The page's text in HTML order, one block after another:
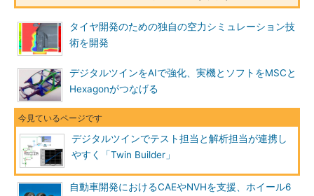
タイヤ開発のための独自の空力シミュレーション技
術を開発
デジタルツインをAIで強化、実機とソフトをMSCと
Hexagonがつなげる
デジタルツインでテスト担当と解析担当が連携し
やすく「Twin Builder」
自動車開発におけるCAEやNVHを支援、ホイール6